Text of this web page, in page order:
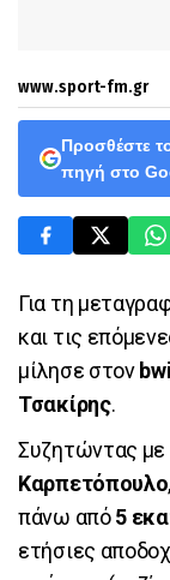
www.sport-fm.gr
Προσθέστε
πηγή στο
Για τη
και τις
μίλησε στον
Τσακίρης.
Συζητώντας
Καρπετόπουλο
πάνω από5
ετήσιες